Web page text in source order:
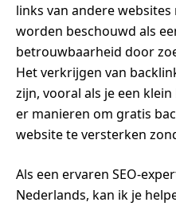
links van andere
worden beschouwd als
betrouwbaarheid door
Het verkrijgen van
zijn, vooral als je een
er manieren om gratis
website te versterken
Als een ervaren SEO-
Nederlands, kan ik je